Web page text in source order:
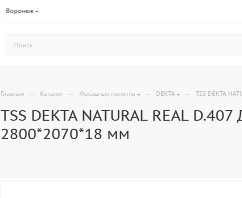
Воронеж
Главная — Каталог — Фасадные полотна — DEKTA — TSS DEKTA
TSS DEKTA NATURAL REAL
2800*2070*18 мм